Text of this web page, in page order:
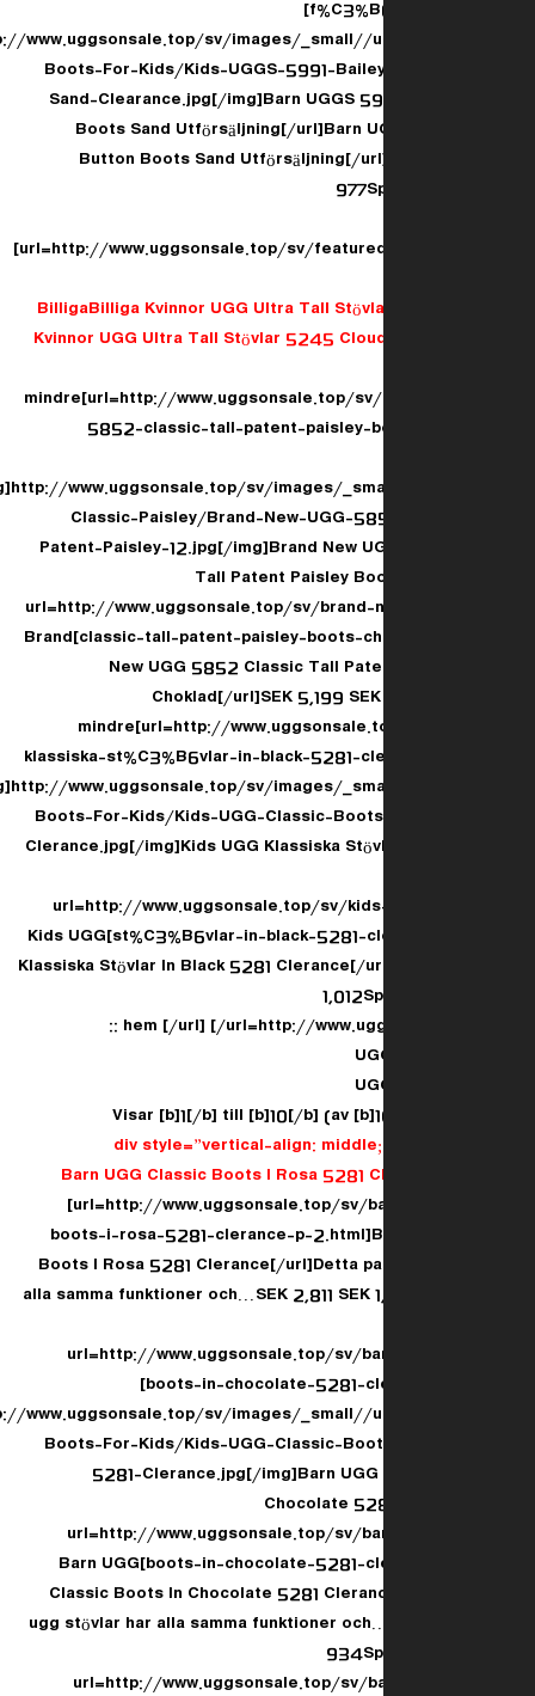
[img]http://www.uggsonsale.top/sv/images/_small//
Boots-For-Kids/Kids-UGGS-5991-
Sand-Clearance.jpg[/img]Barn UGGS
Boots Sand Utförsäljning[/url]Barn
Button Boots Sand Utförsäljning[/
[url=http://www.uggsonsale.top/sv/
Billiga
Kvinnor UGG Ultra Tall Stövlar 5245
mindre[url=http://www.uggsonsale.top/
5852-classic-tall-patent-paisley-
[img]http://www.uggsonsale.top/sv/images/
Classic-Paisley/Brand-New-UGG-
Patent-Paisley-12.jpg[/img]Brand New
Tall Patent Paisley
[url=http://www.uggsonsale.top/sv/
classic-tall-patent-paisley-boots-choklad-p-23.html]Brand
New UGG 5852 Classic Tall
Choklad[/url]SEK 5,199
mindre[url=http://
klassiska-st%C3%B6vlar-in-black-5281-
[img]http://www.uggsonsale.top/sv/images/
Boots-For-Kids/Kids-UGG-Classic-
Clerance.jpg[/img]Kids UGG Klassiska
[url=http://www.uggsonsale.top/sv/
st%C3%B6vlar-in-black-5281-clerance-p-6.html]Kids UGG
Klassiska Stövlar In Black 5281 Clerance[/
Visar [b]1[/b] till [b]10[/b] (av
[url=http://www.uggsonsale.top/sv/
boots-i-rosa-5281-clerance-p-
Boots I Rosa 5281 Clerance[/url]Detta
alla samma funktioner och…SEK 2,811 SEK
[url=http://www.uggsonsale.top/sv/
boots-in-chocolate-5281-clerance-p-4.html]
[img]http://www.uggsonsale.top/sv/images/_small//
Boots-For-Kids/Kids-UGG-Classic-
5281-Clerance.jpg[/img]Barn
[url=http://www.uggsonsale.top/sv/
boots-in-chocolate-5281-clerance-p-4.html]Barn UGG
Classic Boots In Chocolate 5281
ugg stövlar har alla samma funktioner
[url=http://www.uggsonsale.top/sv/